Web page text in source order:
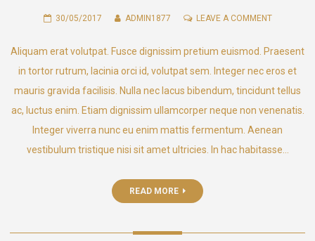
30/05/2017 ADMIN1877 LEAVE A COMMENTON
IN
TORTOR
RUTRUM
Aliquam erat volutpat. Fusce dignissim pretium euismod. Praesent
in tortor rutrum, lacinia orci id, volutpat sem. Integer nec eros et
mauris gravida facilisis. Nulla nec lacus bibendum, tincidunt tellus
ac, luctus enim. Etiam dignissim ullamcorper neque non venenatis.
Integer viverra nunc eu enim mattis fermentum. Aenean
vestibulum tristique nisi sit amet ultricies. In hac habitasse…
READ MORE